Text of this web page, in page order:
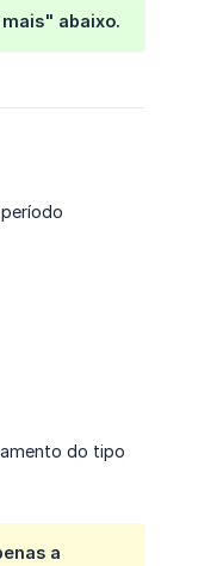
abaixo.
do tipo
a